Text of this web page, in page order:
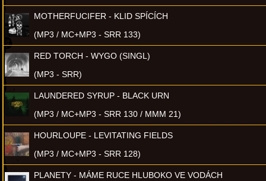
MOTHERFUCIFER - KLID SPÍCÍCH
(MP3 / MC+MP3 - SRR 133)
RED TORCH - WYGO (SINGL)
(MP3 - SRR)
LAUNDERED SYRUP - BLACK URN
(MP3 / MC+MP3 - SRR 130 / MMM 21)
HOURLOUPE - LEVITATING FIELDS
(MP3 / MC+MP3 - SRR 128)
PLANETY - MÁME RUCE HLUBOKO VE VODÁCH